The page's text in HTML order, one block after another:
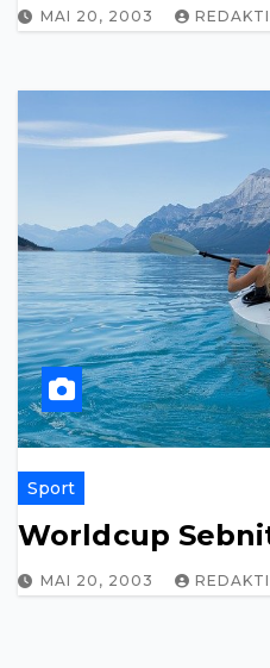
MAI 20, 2003
Sport
Worldcup
MAI 20, 2003